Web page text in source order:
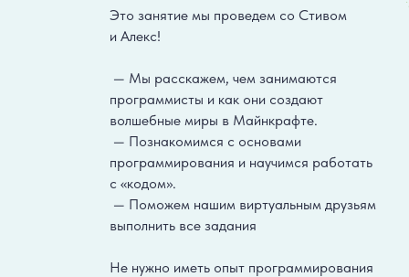
Это занятие мы проведем со Стивом
и Алекс!
— Мы расскажем, чем занимаются
программисты и как они создают
волшебные миры в Майнкрафте.
— Познакомимся с основами
программирования и научимся работать
с «кодом».
— Поможем нашим виртуальным друзьям
выполнить все задания
Не нужно иметь опыт программирования